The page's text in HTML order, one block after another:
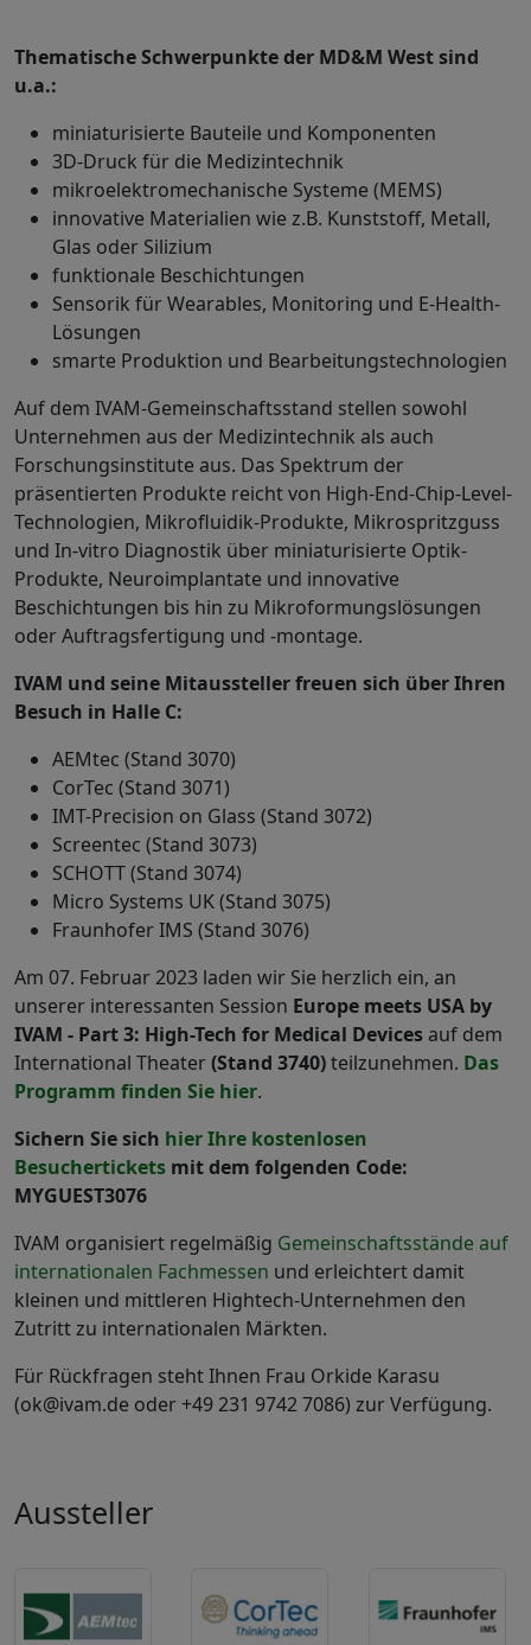
Thematische Schwerpunkte der MD&M West sind
u.a.:
miniaturisierte Bauteile und Komponenten
3D-Druck für die Medizintechnik
mikroelektromechanische Systeme (MEMS)
innovative Materialien wie z.B. Kunststoff, Metall,
Glas oder Silizium
funktionale Beschichtungen
Sensorik für Wearables, Monitoring und E-Health-
Lösungen
smarte Produktion und Bearbeitungstechnologien
Auf dem IVAM-Gemeinschaftsstand stellen sowohl
Unternehmen aus der Medizintechnik als auch
Forschungsinstitute aus. Das Spektrum der
präsentierten Produkte reicht von High-End-Chip-Level-
Technologien, Mikrofluidik-Produkte, Mikrospritzguss
und In-vitro Diagnostik über miniaturisierte Optik-
Produkte, Neuroimplantate und innovative
Beschichtungen bis hin zu Mikroformungslösungen
oder Auftragsfertigung und -montage.
IVAM und seine Mitaussteller freuen sich über Ihren
Besuch in Halle C:
AEMtec (Stand 3070)
CorTec (Stand 3071)
IMT-Precision on Glass (Stand 3072)
Screentec (Stand 3073)
SCHOTT (Stand 3074)
Micro Systems UK (Stand 3075)
Fraunhofer IMS (Stand 3076)
Am 07. Februar 2023 laden wir Sie herzlich ein, an
unserer interessanten Session Europe meets USA by
IVAM - Part 3: High-Tech for Medical Devices auf dem
International Theater(Stand 3740)teilzunehmen. Das
Programm finden Sie hier.
Sichern Sie sich hier Ihre kostenlosen
Besuchertickets mit dem folgenden Code:
MYGUEST3076
IVAM organisiert regelmäßig Gemeinschaftsstände auf
internationalen Fachmessen und erleichtert damit
kleinen und mittleren Hightech-Unternehmen den
Zutritt zu internationalen Märkten.
Für Rückfragen steht Ihnen Frau Orkide Karasu
(ok@ivam.de oder +49 231 9742 7086) zur Verfügung.
Aussteller